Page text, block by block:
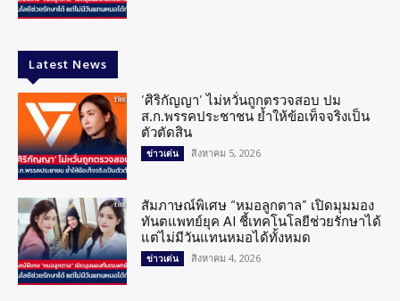
Latest News
‘ศิริกัญญา’ ไม่หวั่นถูกตรวจสอบ ปม
ส.ก.พรรคประชาชน ย้ำให้ข้อเท็จจริงเป็น
ตัวตัดสิน
ข่าวเด่น สิงหาคม 5, 2026
สัมภาษณ์พิเศษ “หมอลูกตาล” เปิดมุมมอง
ทันตแพทย์ยุค AI ชี้เทคโนโลยีช่วยรักษาได้
แต่ไม่มีวันแทนหมอได้ทั้งหมด
ข่าวเด่น สิงหาคม 4, 2026